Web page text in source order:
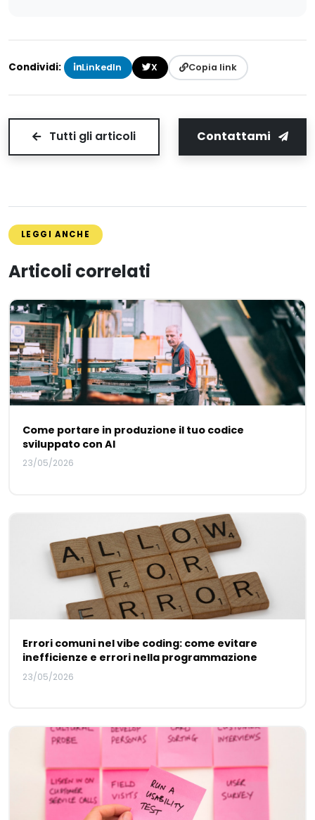
Condividi: LinkedIn X Copia link
Tutti gli articoli Contattami
LEGGI ANCHE
Articoli correlati
Come portare in produzione il tuo codice
sviluppato con AI
23/05/2026
Errori comuni nel vibe coding: come evitare
inefficienze e errori nella programmazione
23/05/2026